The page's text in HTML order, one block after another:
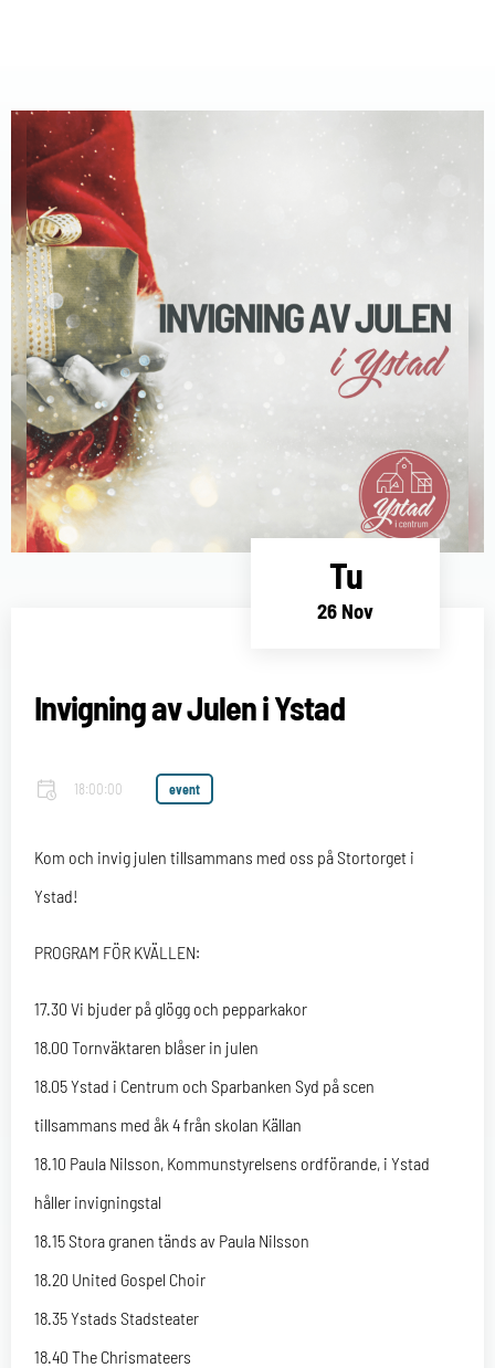
Tu
26 Nov
Invigning av Julen i Ystad
18:00:00 event
Kom och invig julen tillsammans med oss på Stortorget i
Ystad!
PROGRAM FÖR KVÄLLEN:
17.30 Vi bjuder på glögg och pepparkakor
18.00 Tornväktaren blåser in julen
18.05 Ystad i Centrum och Sparbanken Syd på scen
tillsammans med åk 4 från skolan Källan
18.10 Paula Nilsson, Kommunstyrelsens ordförande, i Ystad
håller invigningstal
18.15 Stora granen tänds av Paula Nilsson
18.20 United Gospel Choir
18.35 Ystads Stadsteater
18.40 The Chrismateers